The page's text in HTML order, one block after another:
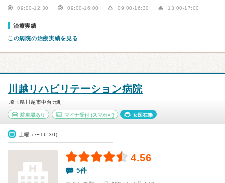
09:00-12:30 09:00-16:00 09:00-16:30 13:00-17:00
治療実績
この病院の治療実績を見る
川越リハビリテーション病院
埼玉県川越市中台元町
駐車場あり マイナ受付(スマホ可) 女医在籍
土曜（〜16:30）
4.56
5件